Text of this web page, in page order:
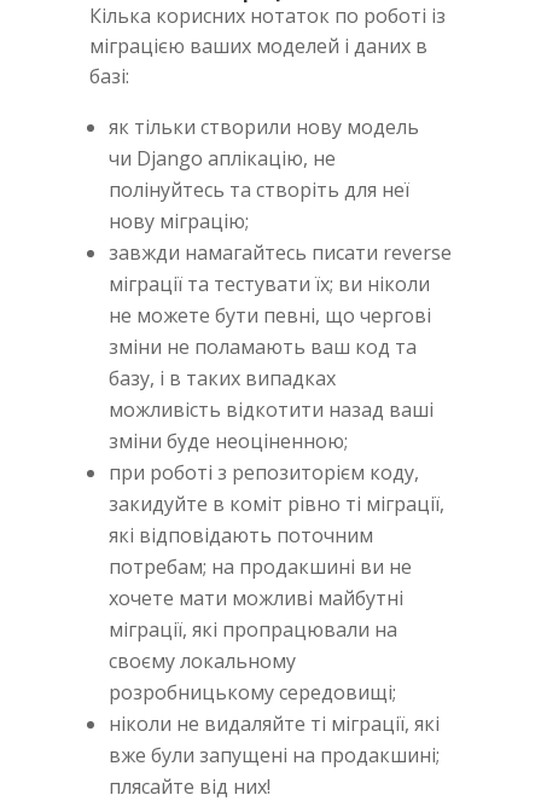
Кілька корисних нотаток по роботі із
міграцією ваших моделей і даних в
базі:
як тільки створили нову модель
чи Django аплікацію, не
полінуйтесь та створіть для неї
нову міграцію;
завжди намагайтесь писати reverse
міграції та тестувати їх; ви ніколи
не можете бути певні, що чергові
зміни не поламають ваш код та
базу, і в таких випадках
можливість відкотити назад ваші
зміни буде неоціненною;
при роботі з репозиторієм коду,
закидуйте в коміт рівно ті міграції,
які відповідають поточним
потребам; на продакшині ви не
хочете мати можливі майбутні
міграції, які пропрацювали на
своєму локальному
розробницькому середовищі;
ніколи не видаляйте ті міграції, які
вже були запущені на продакшині;
плясайте від них!